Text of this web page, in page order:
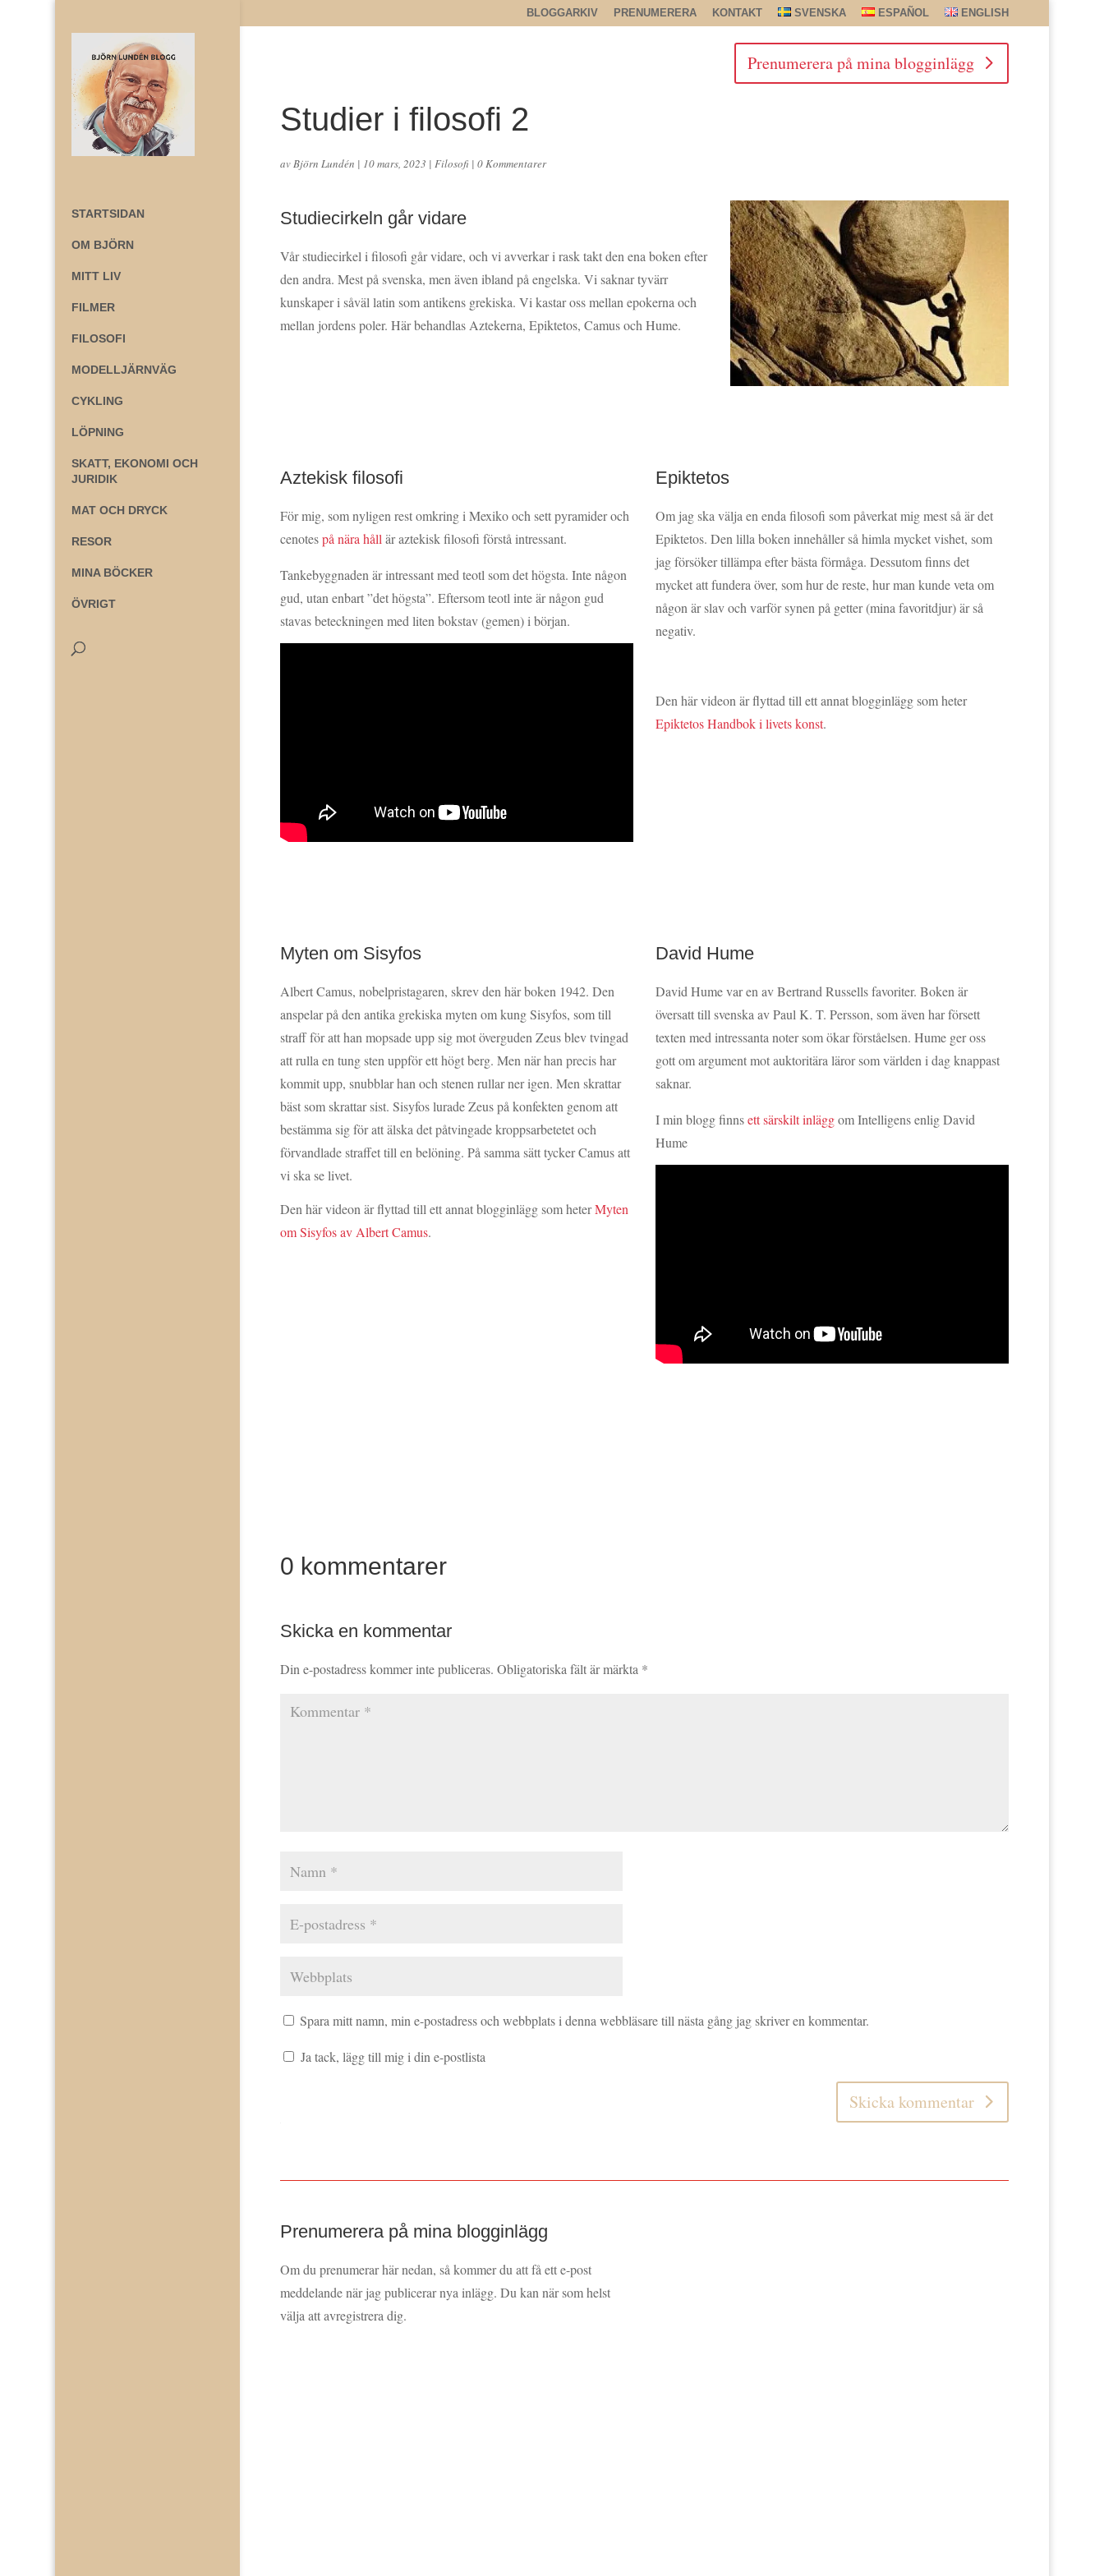
BLOGGARKIV PRENUMERERA KONTAKT SVENSKA ESPAÑOL ENGLISH
STARTSIDAN
OM BJÖRN
MITT LIV
FILMER
FILOSOFI
MODELLJÄRNVÄG
CYKLING
LÖPNING
SKATT, EKONOMI OCH
JURIDIK
MAT OCH DRYCK
RESOR
MINA BÖCKER
ÖVRIGT
Prenumerera på mina blogginlägg
Studier i filosofi 2
avBjörn Lundén | 10 mars, 2023 |Filosofi |0 Kommentarer
Studiecirkeln går vidare
Vår studiecirkel i filosofi går vidare, och vi avverkar i rask takt den ena boken efter
den andra. Mest på svenska, men även ibland på engelska. Vi saknar tyvärr
kunskaper i såväl latin som antikens grekiska. Vi kastar oss mellan epokerna och
mellan jordens poler. Här behandlas Aztekerna, Epiktetos, Camus och Hume.
Aztekisk filosofi
För mig, som nyligen rest omkring i Mexiko och sett pyramider och
cenotespå nära håll är aztekisk filosofi förstå intressant.
Tankebyggnaden är intressant med teotl som det högsta. Inte någon
gud, utan enbart ”det högsta”. Eftersom teotl inte är någon gud
stavas beteckningen med liten bokstav (gemen) i början.
Epiktetos
Om jag ska välja en enda filosofi som påverkat mig mest så är det
Epiktetos. Den lilla boken innehåller så himla mycket vishet, som
jag försöker tillämpa efter bästa förmåga. Dessutom finns det
mycket att fundera över, som hur de reste, hur man kunde veta om
någon är slav och varför synen på getter (mina favoritdjur) är så
negativ.
Den här videon är flyttad till ett annat blogginlägg som heter
Epiktetos Handbok i livets konst.
Myten om Sisyfos
Albert Camus, nobelpristagaren, skrev den här boken 1942. Den
anspelar på den antika grekiska myten om kung Sisyfos, som till
straff för att han mopsade upp sig mot överguden Zeus blev tvingad
att rulla en tung sten uppför ett högt berg. Men när han precis har
kommit upp, snubblar han och stenen rullar ner igen. Men skrattar
bäst som skrattar sist. Sisyfos lurade Zeus på konfekten genom att
bestämma sig för att älska det påtvingade kroppsarbetetet och
förvandlade straffet till en belöning. På samma sätt tycker Camus att
vi ska se livet.
Den här videon är flyttad till ett annat blogginlägg som heterMyten
om Sisyfos av Albert Camus.
David Hume
David Hume var en av Bertrand Russells favoriter. Boken är
översatt till svenska av Paul K. T. Persson, som även har försett
texten med intressanta noter som ökar förståelsen. Hume ger oss
gott om argument mot auktoritära läror som världen i dag knappast
saknar.
I min blogg finnsett särskilt inläggom Intelligens enlig David
Hume
0 kommentarer
Skicka en kommentar
Din e-postadress kommer inte publiceras. Obligatoriska fält är märkta *
Spara mitt namn, min e-postadress och webbplats i denna webbläsare till nästa gång jag skriver en kommentar.
Ja tack, lägg till mig i din e-postlista
Skicka kommentar
Prenumerera på mina blogginlägg
Om du prenumerar här nedan, så kommer du att få ett e-post
meddelande när jag publicerar nya inlägg. Du kan när som helst
välja att avregistrera dig.